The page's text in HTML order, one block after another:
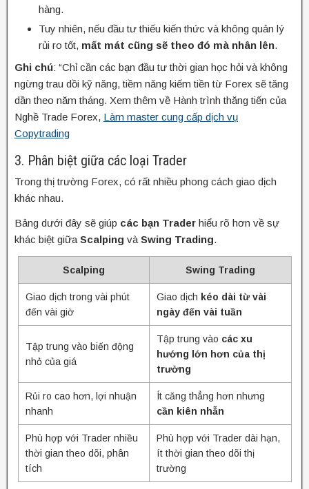
hàng.
Tuy nhiên, nếu đầu tư thiếu kiến thức và không quản lý
rủi ro tốt, mất mát cũng sẽ theo đó mà nhân lên.
Ghi chú: “Chỉ cần các bạn đầu tư thời gian học hỏi và không
ngừng trau dồi kỹ năng, tiềm năng kiếm tiền từ Forex sẽ tăng
dần theo năm tháng. Xem thêm về Hành trình thăng tiến của
Nghề Trade Forex, Làm master cung cấp dịch vụ
Copytrading
3. Phân biệt giữa các loại Trader
Trong thị trường Forex, có rất nhiều phong cách giao dịch
khác nhau.
Bảng dưới đây sẽ giúp các bạn Trader hiểu rõ hơn về sự
khác biệt giữa Scalping và Swing Trading.
Scalping Swing Trading
Giao dịch trong vài phút
đến vài giờ
Giao dịch kéo dài từ vài
ngày đến vài tuần
Tập trung vào biến động
nhỏ của giá
Tập trung vào các xu
hướng lớn hơn của thị
trường
Rủi ro cao hơn, lợi nhuận
nhanh
Ít căng thẳng hơn nhưng
cần kiên nhẫn
Phù hợp với Trader nhiều
thời gian theo dõi, phân
tích
Phù hợp với Trader dài hạn,
ít thời gian theo dõi thị
trường